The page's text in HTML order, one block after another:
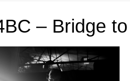
– Bridge